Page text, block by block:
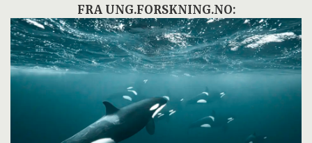
FRA UNG.FORSKNING.NO: